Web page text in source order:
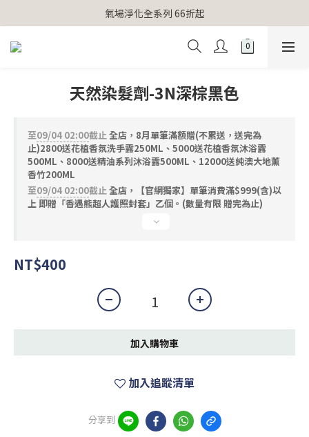
【官網獨家】首次消費 不限金額 即送 香遇熊超人行李吊牌
氣場淨化全系列 66折起
【官網獨家】首次消費 不限金額 即送 香遇熊超人行李吊牌
天然染髮劑-3N深棕黑色
至09/04 02:00截止全店，8月單筆滿額贈(不累送，送完為
止)2800送花植香氛洗手露250ML、5000送花植香氛沐浴露
500ML、8000送精油系列沐浴露500ML、12000送純澳大地薰
香竹200ML
至09/04 02:00截止全店，【官網獨家】單筆消費滿$999(含)以
上 即贈「香遇熊超人護照封套」乙個。(數量有限 贈完為止)
NT$400
加入購物車
加入追蹤清單
分享到